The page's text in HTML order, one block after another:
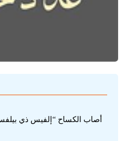
أصاب الكساح “إلفيس ذي